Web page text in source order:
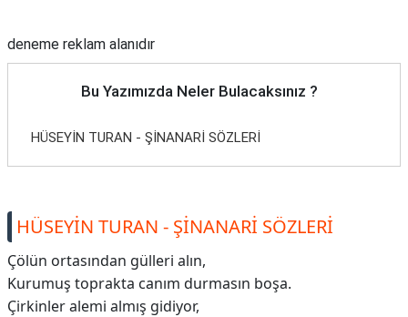
deneme reklam alanıdır
Bu Yazımızda Neler Bulacaksınız ?
HÜSEYİN TURAN - ŞİNANARİ SÖZLERİ
HÜSEYİN TURAN - ŞİNANARİ SÖZLERİ
Çölün ortasından gülleri alın,
Kurumuş toprakta canım durmasın boşa.
Çirkinler alemi almış gidiyor,